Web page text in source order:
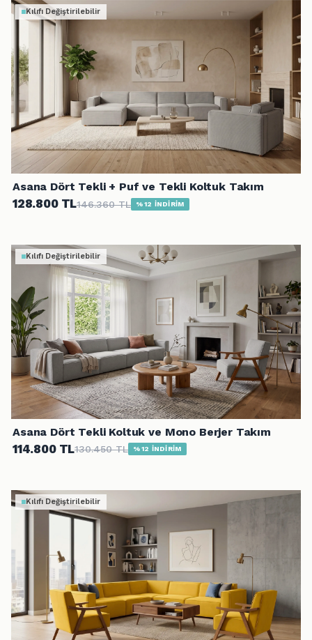
Kılıfı Değiştirilebilir
Asana Dört Tekli + Puf ve Tekli Koltuk Takım
128.800 TL146.360 TL %12 İNDİRİM
Kılıfı Değiştirilebilir
Asana Dört Tekli Koltuk ve Mono Berjer Takım
114.800 TL130.450 TL %12 İNDİRİM
Kılıfı Değiştirilebilir